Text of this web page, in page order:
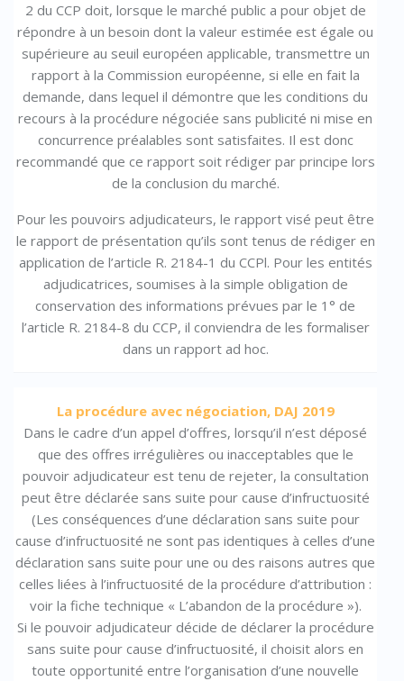
2 du CCP doit, lorsque le marché public a pour objet de
répondre à un besoin dont la valeur estimée est égale ou
supérieure au seuil européen applicable, transmettre un
rapport à la Commission européenne, si elle en fait la
demande, dans lequel il démontre que les conditions du
recours à la procédure négociée sans publicité ni mise en
concurrence préalables sont satisfaites. Il est donc
recommandé que ce rapport soit rédiger par principe lors
de la conclusion du marché.
Pour les pouvoirs adjudicateurs, le rapport visé peut être
le rapport de présentation qu’ils sont tenus de rédiger en
application de l’article R. 2184-1 du CCPl. Pour les entités
adjudicatrices, soumises à la simple obligation de
conservation des informations prévues par le 1° de
l’article R. 2184-8 du CCP, il conviendra de les formaliser
dans un rapport ad hoc.
La procédure avec négociation, DAJ 2019
Dans le cadre d’un appel d’offres, lorsqu’il n’est déposé
que des offres irrégulières ou inacceptables que le
pouvoir adjudicateur est tenu de rejeter, la consultation
peut être déclarée sans suite pour cause d’infructuosité
(Les conséquences d’une déclaration sans suite pour
cause d’infructuosité ne sont pas identiques à celles d’une
déclaration sans suite pour une ou des raisons autres que
celles liées à l’infructuosité de la procédure d’attribution :
voir la fiche technique « L’abandon de la procédure »).
Si le pouvoir adjudicateur décide de déclarer la procédure
sans suite pour cause d’infructuosité, il choisit alors en
toute opportunité entre l’organisation d’une nouvelle